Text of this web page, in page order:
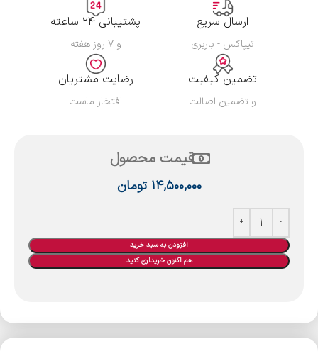
ارسال سریع
تیپاکس - باربری
پشتیبانی ۲۴ ساعته
و ۷ روز هفته
تضمین کیفیت
و تضمین اصالت
رضایت مشتریان
افتخار ماست
قیمت محصول
۱۴,۵۰۰,۰۰۰ تومان
افزودن به سبد خرید
هم اکنون خریداری کنید